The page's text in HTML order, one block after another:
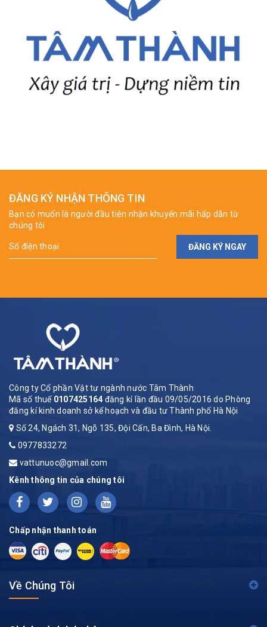
ĐĂNG KÝ NHẬN THÔNG TIN
Bạn có muốn là người đầu tiên nhận khuyến mãi hấp dẫn từ
chúng tôi
ĐĂNG KÝ NGAY
Công ty Cổ phần Vật tư ngành nước Tâm Thành
Mã số thuế 0107425164 đăng kí lần đầu 09/05/2016 do Phòng
đăng kí kinh doanh sở kế hoạch và đầu tư Thành phố Hà Nội
Số 24, Ngách 31, Ngõ 135, Đội Cấn, Ba Đình, Hà Nội.
0977833272
vattunuoc@gmail.com
Kênh thông tin của chúng tôi
Chấp nhận thanh toán
Về Chúng Tôi